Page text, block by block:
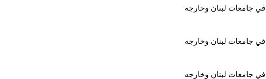
في جامعات لبنان وخارجه
في جامعات لبنان وخارجه
في جامعات لبنان وخارجه